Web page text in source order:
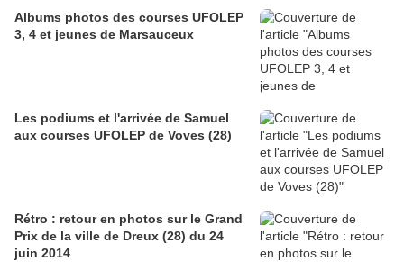
Albums photos des courses UFOLEP
3, 4 et jeunes de Marsauceux
Les podiums et l'arrivée de Samuel
aux courses UFOLEP de Voves (28)
Rétro : retour en photos sur le Grand
Prix de la ville de Dreux (28) du 24
juin 2014